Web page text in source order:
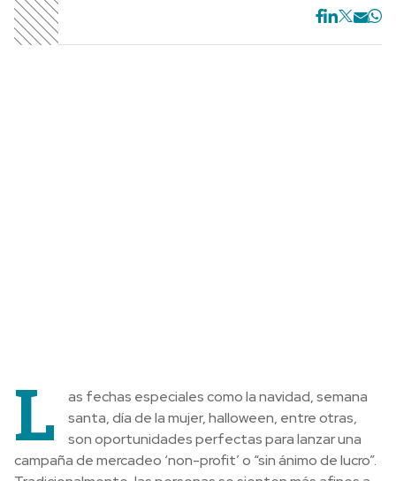
L
as fechas especiales como la navidad, semana
santa, día de la mujer, halloween, entre otras,
son oportunidades perfectas para lanzar una
campaña de mercadeo ‘non-profit’ o “sin ánimo de lucro”.